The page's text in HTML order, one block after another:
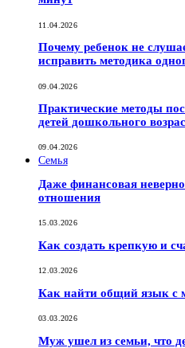
11.04.2026
Почему ребенок не
исправить методика
09.04.2026
Практические методы
детей дошкольного
09.04.2026
Семья
Даже финансовая
отношения
15.03.2026
Как создать крепкую и
12.03.2026
Как найти общий язык с
03.03.2026
Муж ушел из семьи, что